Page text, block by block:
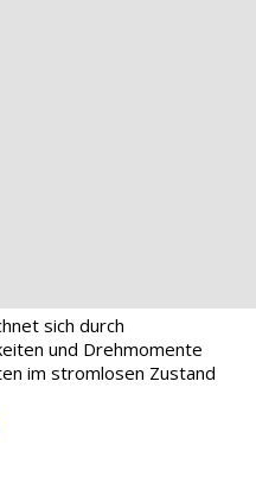
sich durch
und Drehmomente
im stromlosen Zustand